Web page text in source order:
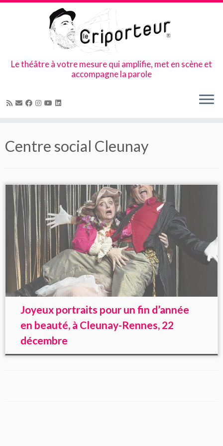
content
Le théâtre à votre mesure qui amplifie, met en scène et
accompagne la parole
Centre social Cleunay
Joyeux portraits pour un fin d’année
en beauté, à Cleunay-Rennes, 22
décembre